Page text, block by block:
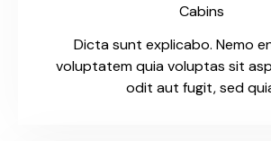
Cabins
Dicta sunt explicabo. Nemo
voluptatem quia voluptas sit
odit aut fugit, sed